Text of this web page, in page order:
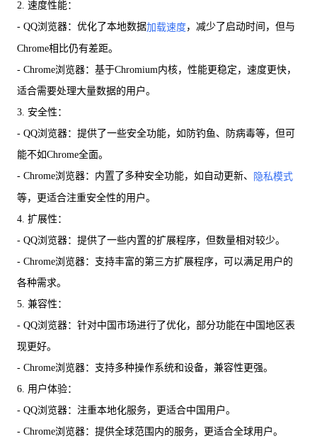
2. 速度性能：
- QQ浏览器：优化了本地数据加载速度，减少了启动时间，但与
Chrome相比仍有差距。
- Chrome浏览器：基于Chromium内核，性能更稳定，速度更快，
适合需要处理大量数据的用户。
3. 安全性：
- QQ浏览器：提供了一些安全功能，如防钓鱼、防病毒等，但可
能不如Chrome全面。
- Chrome浏览器：内置了多种安全功能，如自动更新、
隐私模式
等，更适合注重安全性的用户。
4. 扩展性：
- QQ浏览器：提供了一些内置的扩展程序，但数量相对较少。
- Chrome浏览器：支持丰富的第三方扩展程序，可以满足用户的
各种需求。
5. 兼容性：
- QQ浏览器：针对中国市场进行了优化，部分功能在中国地区表
现更好。
- Chrome浏览器：支持多种操作系统和设备，兼容性更强。
6. 用户体验：
- QQ浏览器：注重本地化服务，更适合中国用户。
- Chrome浏览器：提供全球范围内的服务，更适合全球用户。